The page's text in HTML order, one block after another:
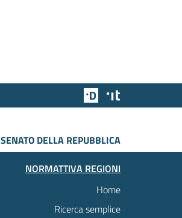
Team Digitale
SENATO DELLA REPUBBLICA
NORMATTIVA REGIONI
Home
Ricerca semplice